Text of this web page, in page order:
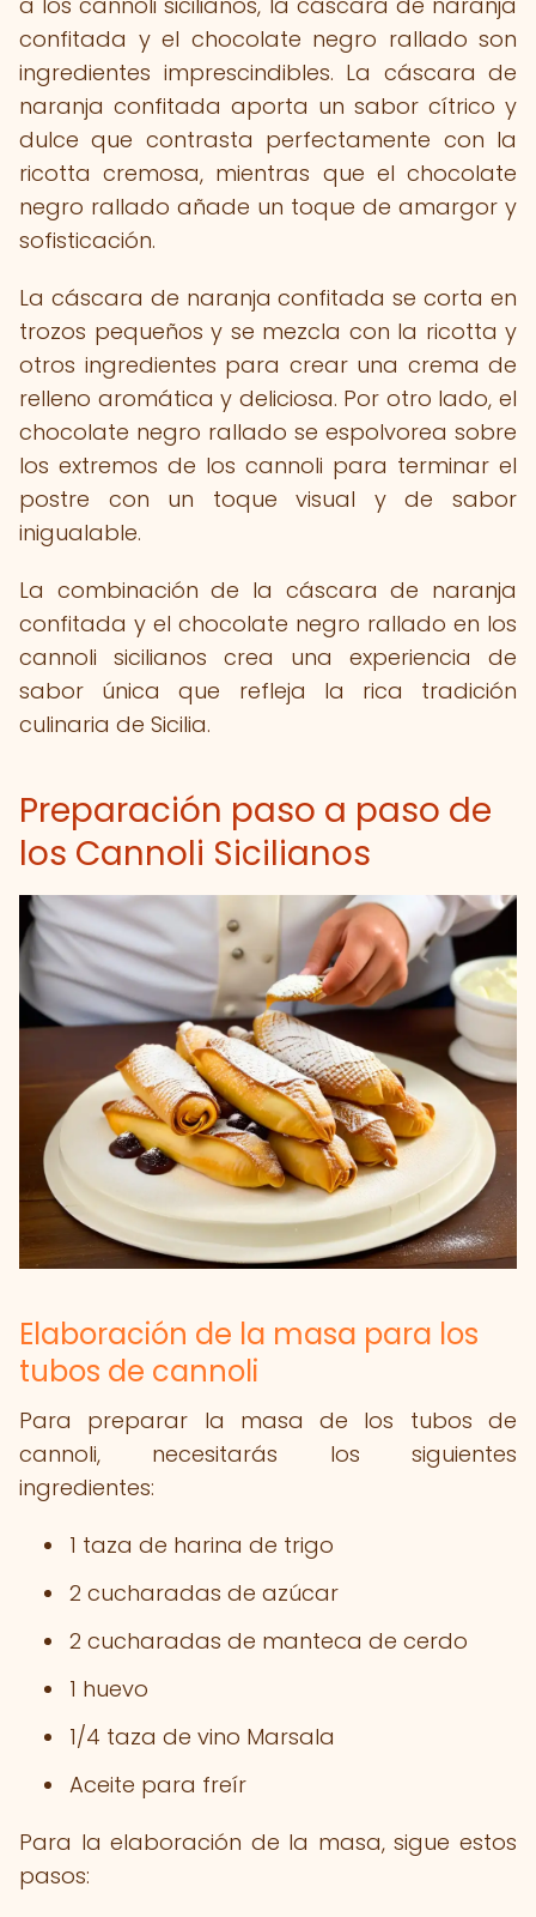
confitada y el chocolate negro rallado son
ingredientes imprescindibles. La cáscara de
naranja confitada aporta un sabor cítrico y
dulce que contrasta perfectamente con la
ricotta cremosa, mientras que el chocolate
negro rallado añade un toque de amargor y
sofisticación.
La cáscara de naranja confitada se corta en
trozos pequeños y se mezcla con la ricotta y
otros ingredientes para crear una crema de
relleno aromática y deliciosa. Por otro lado, el
chocolate negro rallado se espolvorea sobre
los extremos de los cannoli para terminar el
postre con un toque visual y de sabor
inigualable.
La combinación de la cáscara de naranja
confitada y el chocolate negro rallado en los
cannoli sicilianos crea una experiencia de
sabor única que refleja la rica tradición
culinaria de Sicilia.
Preparación paso a paso de
los Cannoli Sicilianos
Elaboración de la masa para los
tubos de cannoli
Para preparar la masa de los tubos de
cannoli, necesitarás los siguientes
ingredientes:
1 taza de harina de trigo
2 cucharadas de azúcar
2 cucharadas de manteca de cerdo
1 huevo
1/4 taza de vino Marsala
Aceite para freír
Para la elaboración de la masa, sigue estos
pasos: